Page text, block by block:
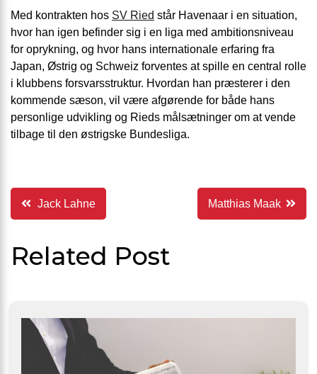
Med kontrakten hos SV Ried står Havenaar i en situation,
hvor han igen befinder sig i en liga med ambitionsniveau
for oprykning, og hvor hans internationale erfaring fra
Japan, Østrig og Schweiz forventes at spille en central rolle
i klubbens forsvarsstruktur. Hvordan han præsterer i den
kommende sæson, vil være afgørende for både hans
personlige udvikling og Rieds målsætninger om at vende
tilbage til den østrigske Bundesliga.
Indlægsnavigation
Jack Lahne Matthias Maak
Related Post